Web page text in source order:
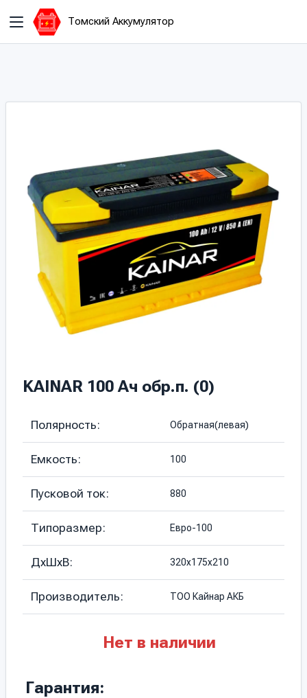
Томский Аккумулятор
KAINAR 100 Ач обр.п. (0)
Полярность: Обратная(левая)
Емкость: 100
Пусковой ток: 880
Типоразмер: Евро-100
ДхШхВ: 320х175х210
Производитель: ТОО Кайнар АКБ
Нет в наличии
Гарантия: